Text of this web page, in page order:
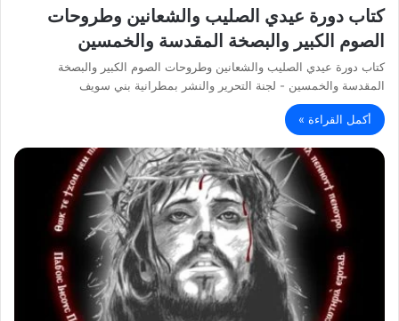
كتاب دورة عيدي الصليب والشعانين وطروحات
الصوم الكبير والبصخة المقدسة والخمسين
كتاب دورة عيدي الصليب والشعانين وطروحات الصوم الكبير والبصخة
المقدسة والخمسين - لجنة التحرير والنشر بمطرانية بني سويف
أكمل القراءة »